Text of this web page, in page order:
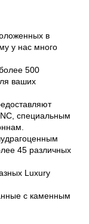
в
у нас много
500
ваших
специальным
45 различных
Luxury
с каменным